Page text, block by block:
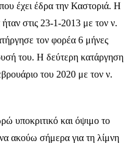
που έχει έδρα την Καστοριά. Η
στις 23-1-2013 με τον ν.
τον φορέα 6 μήνες
του. Η δεύτερη κατάργηση
του 2020 με τον ν.
υποκριτικό και όψιμο το
ακούω σήμερα για τη λίμνη